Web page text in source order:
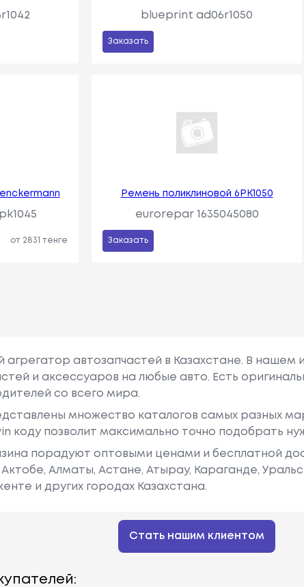
blueprint ad06r1050
Заказать
от 2831 тенге
Ремень поликлиновой 6PK1050
eurorepar 1635045080
Заказать
агрегатор автозапчастей в Казахстане. В нашем
и аксессуаров на любые авто. Есть
со всего мира.
множество каталогов самых разных
коду позволит максимально точно подобрать
порадуют оптовыми ценами и бесплатной
Актобе, Алматы, Астане, Атырау, Караганде,
и других городах Казахстана.
Стать нашим клиентом